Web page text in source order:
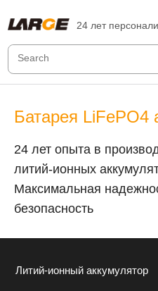
24 лет
Батарея LiFePO4
24 лет опыта в
литий-ионных
Максимальная
безопасность
Литий-ионный аккумулятор